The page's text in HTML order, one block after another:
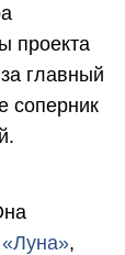
проекта
главный
соперник
,